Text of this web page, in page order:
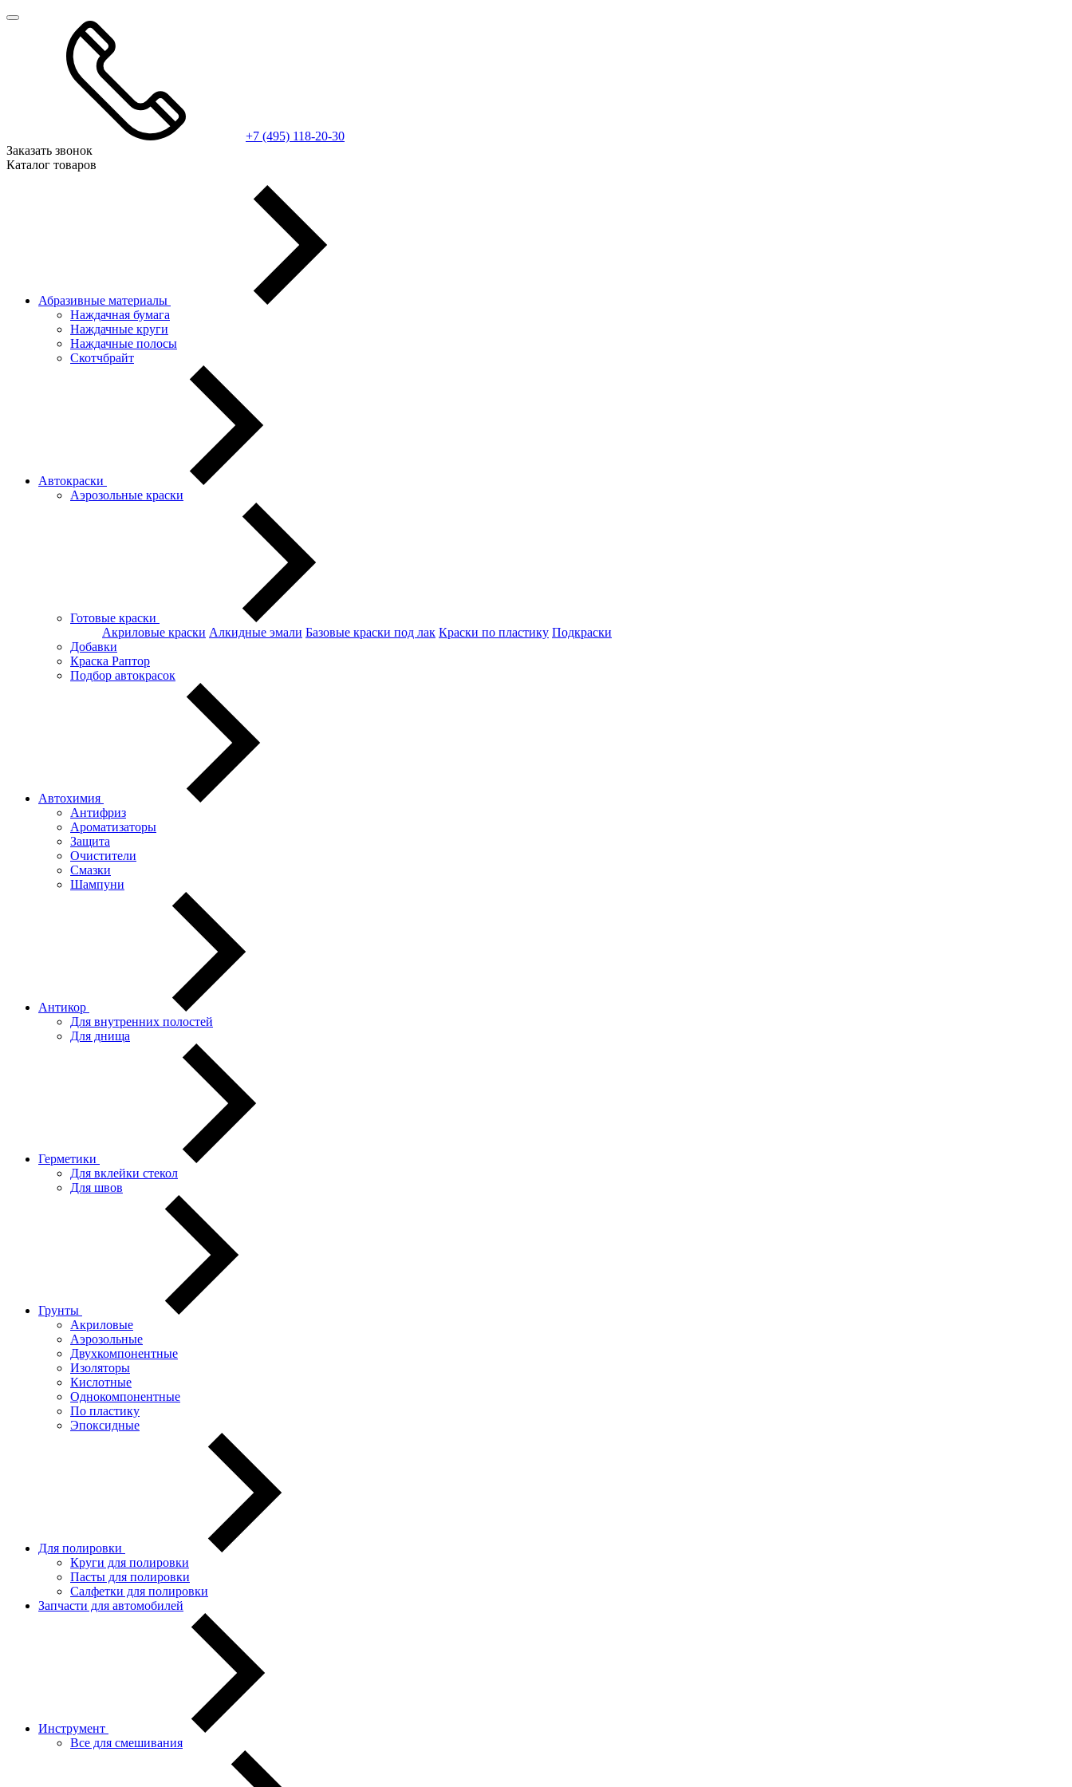
+7 (495) 118-20-30
Заказать звонок
Каталог товаров
Абразивные материалы
Наждачная бумага
Наждачные круги
Наждачные полосы
Скотчбрайт
Автокраски
Аэрозольные краски
Готовые краски
Акриловые краски Алкидные эмали Базовые краски под лак Краски по пластику Подкраски
Добавки
Краска Раптор
Подбор автокрасок
Автохимия
Антифриз
Ароматизаторы
Защита
Очистители
Смазки
Шампуни
Антикор
Для внутренних полостей
Для днища
Герметики
Для вклейки стекол
Для швов
Грунты
Акриловые
Аэрозольные
Двухкомпонентные
Изоляторы
Кислотные
Однокомпонентные
По пластику
Эпоксидные
Для полировки
Круги для полировки
Пасты для полировки
Салфетки для полировки
Запчасти для автомобилей
Инструмент
Все для смешивания